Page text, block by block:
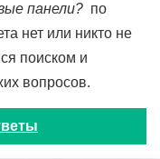
панели? по
нет или никто не
поиском и
вопросов.